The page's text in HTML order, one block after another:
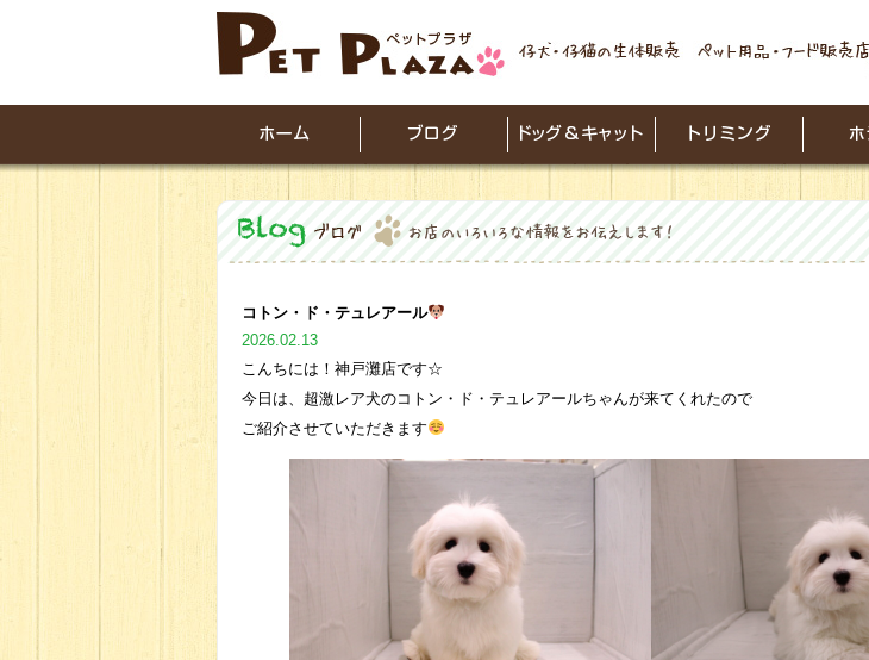
コトン・ド・テュレアール
2026.02.13
こんちには！神戸灘店です☆
今日は、超激レア犬のコトン・ド・テュレアールちゃんが来てくれたので
ご紹介させていただきます